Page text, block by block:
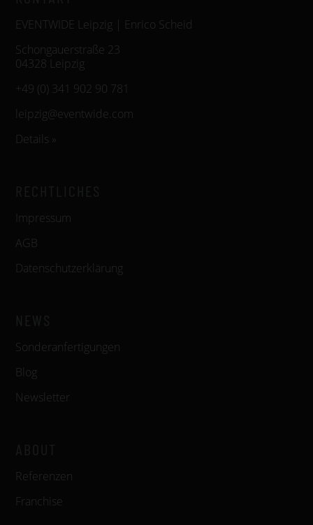
EVENTWIDE Leipzig | Enrico Scheid
Schongauerstraße 23
04328 Leipzig
+49 (0) 341 902 90 781
leipzig@eventwide.com
Details »
Impressum
AGB
Datenschutzerklärung
Sonderanfertigungen
Blog
Newsletter
Referenzen
Franchise